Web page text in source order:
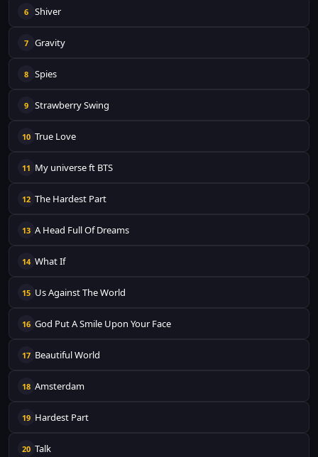
6 Shiver
7 Gravity
8 Spies
9 Strawberry Swing
10 True Love
11 My universe ft BTS
12 The Hardest Part
13 A Head Full Of Dreams
14 What If
15 Us Against The World
16 God Put A Smile Upon Your Face
17 Beautiful World
18 Amsterdam
19 Hardest Part
20 Talk